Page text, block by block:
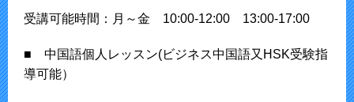
受講可能時間：月～金 10:00-12:00 13:00-17:00
■ 中国語個人レッスン(ビジネス中国語又HSK受験指
導可能）